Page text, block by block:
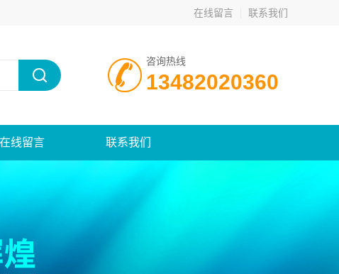
在线留言 联系我们
咨询热线
13482020360
在线留言 联系我们